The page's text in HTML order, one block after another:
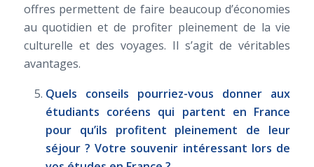
offres permettent de faire beaucoup d’économies
au quotidien et de profiter pleinement de la vie
culturelle et des voyages. Il s’agit de véritables
avantages.
Quels conseils pourriez-vous donner aux
étudiants coréens qui partent en France
pour qu’ils profitent pleinement de leur
séjour ? Votre souvenir intéressant lors de